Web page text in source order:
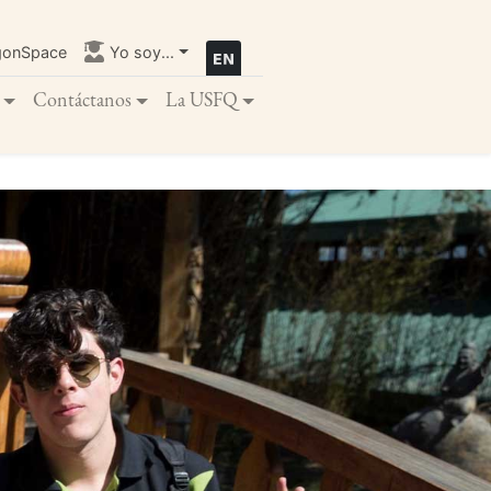
Yo soy...
Contáctanos La USFQ